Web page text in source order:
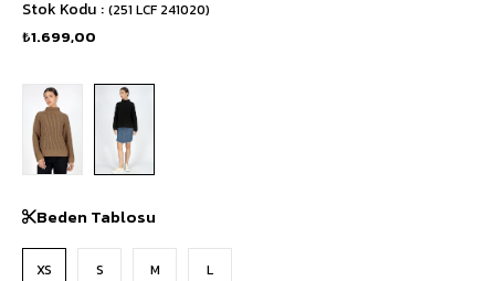
Stok Kodu (251 LCF 241020)
₺1.699,00
Beden Tablosu
XS S M L